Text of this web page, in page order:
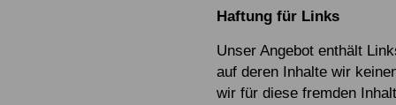
Haftung für Links
Unser Angebot enthält
auf deren Inhalte wir
wir für diese fremden